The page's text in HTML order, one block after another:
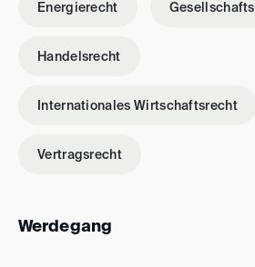
Energierecht
Handelsrecht
Internationales Wirtschaftsrecht
Vertragsrecht
Werdegang